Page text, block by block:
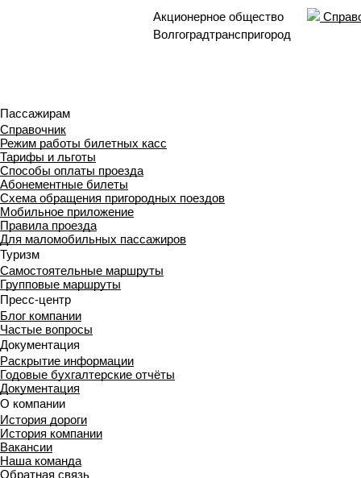
Акционерное общество
Волгоградтранспригород
Пассажирам
Справочник
Режим работы билетных касс
Тарифы и льготы
Способы оплаты проезда
Абонементные билеты
Схема обращения пригородных поездов
Мобильное приложение
Правила проезда
Для маломобильных пассажиров
Туризм
Самостоятельные маршруты
Групповые маршруты
Пресс-центр
Блог компании
Частые вопросы
Документация
Раскрытие информации
Годовые бухгалтерские отчёты
Документация
О компании
История дороги
История компании
Вакансии
Наша команда
Обратная связь